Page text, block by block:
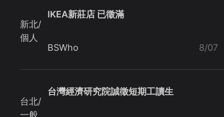
新北/
個人
IKEA新莊店 已徵滿
BSWho 8/07
台北/
一般
台灣經濟研究院誠徵短期工讀生